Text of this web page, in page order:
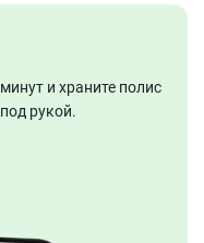
и храните полис
рукой.